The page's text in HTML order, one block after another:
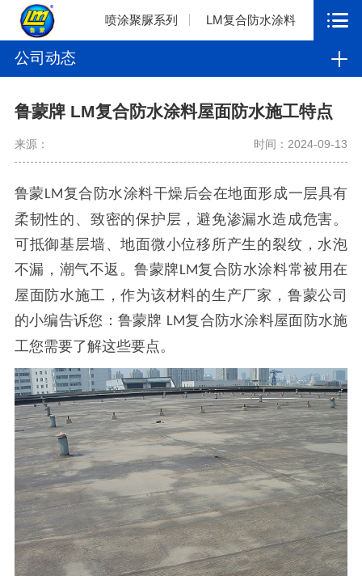
喷涂聚脲系列 LM复合防水涂料
公司动态
鲁蒙牌 LM复合防水涂料屋面防水施工特点
来源： 时间：2024-09-13
鲁蒙LM复合防水涂料干燥后会在地面形成一层具有
柔韧性的、致密的保护层，避免渗漏水造成危害。
可抵御基层墙、地面微小位移所产生的裂纹，水泡
不漏，潮气不返。鲁蒙牌 LM复合防水涂料常被用在
屋面防水施工，作为该材料的生产厂家，鲁蒙公司
的小编告诉您：鲁蒙牌 LM复合防水涂料屋面防水施
工您需要了解这些要点。